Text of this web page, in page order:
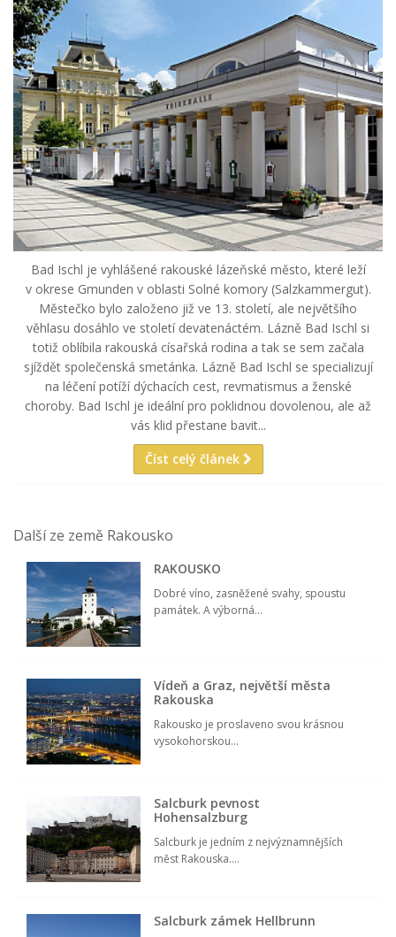
Bad Ischl je vyhlášené rakouské lázeňské město, které leží
v okrese Gmunden v oblasti Solné komory (Salzkammergut).
Městečko bylo založeno již ve 13. století, ale největšího
věhlasu dosáhlo ve století devatenáctém. Lázně Bad Ischl si
totiž oblíbila rakouská císařská rodina a tak se sem začala
sjíždět společenská smetánka. Lázně Bad Ischl se specializují
na léčení potíží dýchacích cest, revmatismus a ženské
choroby. Bad Ischl je ideální pro poklidnou dovolenou, ale až
vás klid přestane bavit...
Číst celý článek
Další ze země Rakousko
RAKOUSKO
Dobré víno, zasněžené svahy, spoustu
památek. A výborná...
Vídeň a Graz, největší města
Rakouska
Rakousko je proslaveno svou krásnou
vysokohorskou...
Salcburk pevnost
Hohensalzburg
Salcburk je jedním z nejvýznamnějších
měst Rakouska....
Salcburk zámek Hellbrunn